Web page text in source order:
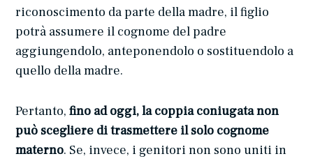
riconoscimento da parte della madre, il figlio
potrà assumere il cognome del padre
aggiungendolo, anteponendolo o sostituendolo a
quello della madre.
Pertanto,fino ad oggi, la coppia coniugata non
può scegliere di trasmettere il solo cognome
materno. Se, invece, i genitori non sono uniti in